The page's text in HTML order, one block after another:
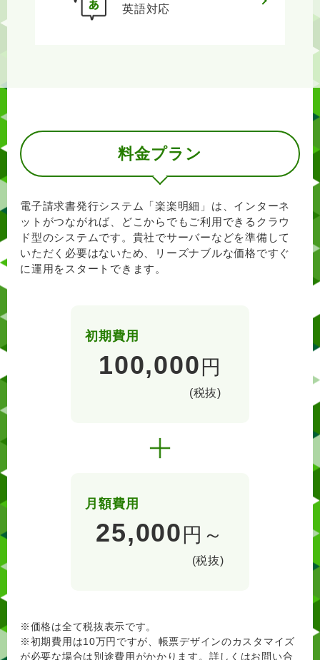
英語対応
料金プラン
電子請求書発行システム「楽楽明細」は、インターネ
ットがつながれば、
どこからでもご利用できるクラウ
ド型のシステムです。 貴社でサーバーなどを準備して
いただく必要はないため、リーズナブルな価格ですぐ
に運用をスタートできます。
初期費用
100,000 円
(税抜)
月額費用
25,000 円～
(税抜)
※価格は全て税抜表示です。
※初期費用は10万円ですが、帳票デザインのカスタマイズ
が必要な場合は別途費用がかかります。詳しくはお問い合